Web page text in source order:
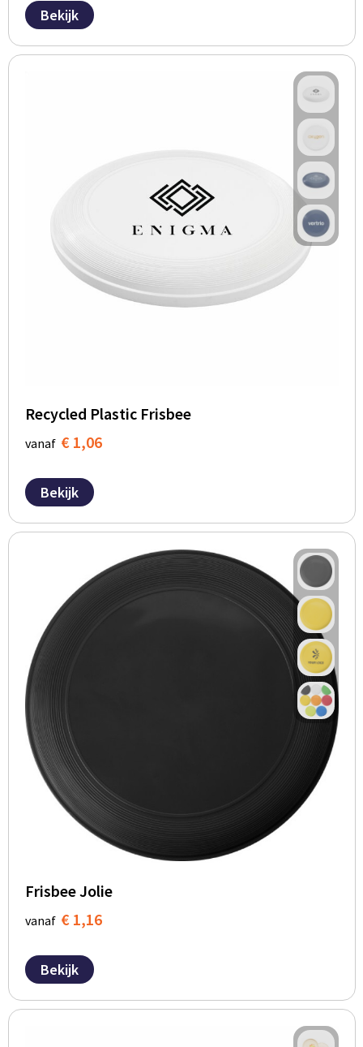
Bekijk
Recycled Plastic Frisbee
vanaf € 1,06
Bekijk
Frisbee Jolie
vanaf € 1,16
Bekijk